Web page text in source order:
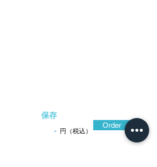
保存
- 円（税込）
Order